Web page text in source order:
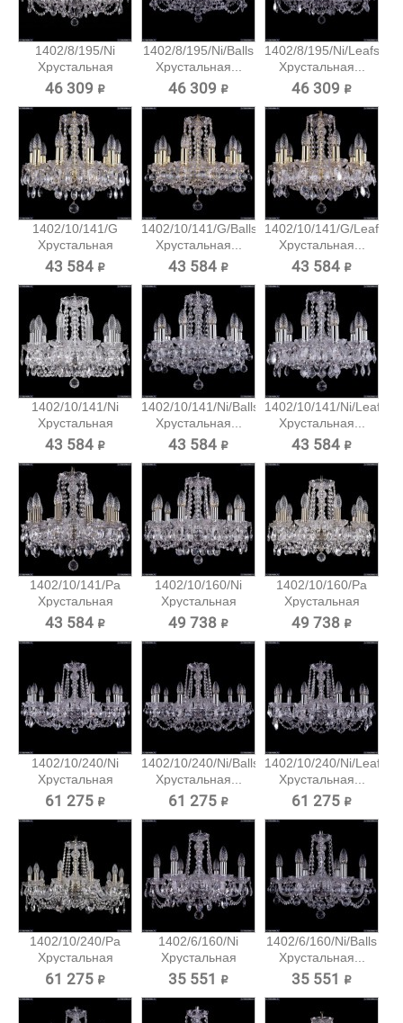
1402/8/195/Ni
Хрустальная
подвесная...
46 309 ₽
1402/8/195/Ni/Balls
Хрустальная...
46 309 ₽
1402/8/195/Ni/Leafs
Хрустальная...
46 309 ₽
1402/10/141/G
Хрустальная
подвесная...
43 584 ₽
1402/10/141/G/Balls
Хрустальная...
43 584 ₽
1402/10/141/G/Leafs
Хрустальная...
43 584 ₽
1402/10/141/Ni
Хрустальная
подвесная...
43 584 ₽
1402/10/141/Ni/Balls
Хрустальная...
43 584 ₽
1402/10/141/Ni/Leafs
Хрустальная...
43 584 ₽
1402/10/141/Pa
Хрустальная
подвесная...
43 584 ₽
1402/10/160/Ni
Хрустальная
подвесная...
49 738 ₽
1402/10/160/Pa
Хрустальная
подвесная...
49 738 ₽
1402/10/240/Ni
Хрустальная
подвесная...
61 275 ₽
1402/10/240/Ni/Balls
Хрустальная...
61 275 ₽
1402/10/240/Ni/Leafs
Хрустальная...
61 275 ₽
1402/10/240/Pa
Хрустальная
подвесная...
61 275 ₽
1402/6/160/Ni
Хрустальная
подвесная...
35 551 ₽
1402/6/160/Ni/Balls
Хрустальная...
35 551 ₽